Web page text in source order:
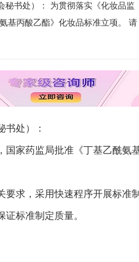
秘书处）： 为贯彻落实《化妆品监
基丙酸乙酯》化妆品标准立项。 请
处）：
国家药监局批准《丁基乙酰氨
求，采用快速程序开展标准制
标准制定质量。